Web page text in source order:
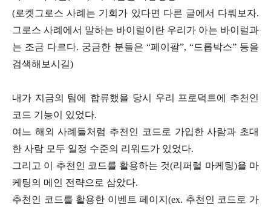
(로켓그로스 사례는 기회가 있다면 다른 글에서 다뤄보자.
그로스 사례에서 말하는 바이럴이란 우리가 아는 바이럴과
는 조금 다르다. 궁금한 분들은 “페이팔”, “드롭박스” 등을
검색해보시길)
내가 지금의 팀에 합류했을 당시 우리 프로덕트에 추천인
코드 기능이 있었다.
여느 해외 사례들처럼 추천인 코드로 가입한 사람과 초대
한 사람 모두 일정 수준의 리워드가 있었다.
그리고 이 추천인 코드를 활용하는 것(리퍼럴 마케팅)을 마
케팅의 메인 전략으로 삼았다.
추천인 코드를 활용한 이벤트 페이지(ex. 추천인 코드로 가